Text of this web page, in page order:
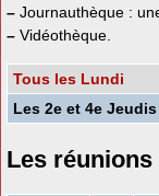
– Journauthèque :
– Vidéothèque.
Tous les Lundi
Les 2e et 4e Jeudis
Les